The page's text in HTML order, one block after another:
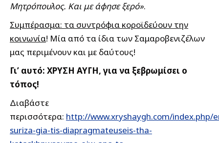
Μητρόπουλος. Και με άφησε ξερό».
Συμπέρασμα: τα συντρόφια κοροϊδεύουν την
κοινωνία! Μία από τα ίδια των Σαμαροβενιζέλων
μας περιμένουν και με δαύτους!
Γι’ αυτό: ΧΡΥΣΗ ΑΥΓΗ, για να ξεβρωμίσει ο
τόπος!
Διαβάστε
περισσότερα: http://www.xryshaygh.com/index.php/
suriza-gia-tis-diapragmateuseis-tha-